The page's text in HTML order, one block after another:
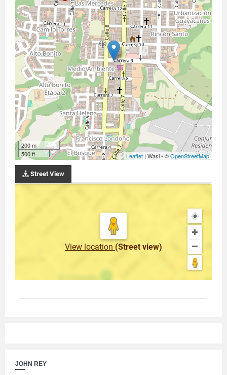
200 m
500 ft
Leaflet | Wasi - ©OpenStreetMap
Street View
View location (Street view)
JOHN REY